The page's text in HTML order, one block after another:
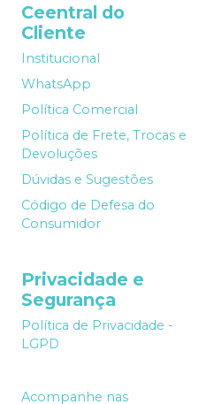
Ceentral do
Cliente
Institucional
WhatsApp
Política Comercial
Política de Frete, Trocas e
Devoluções
Dúvidas e Sugestões
Código de Defesa do
Consumidor
Privacidade e
Segurança
Política de Privacidade -
LGPD
Acompanhe nas